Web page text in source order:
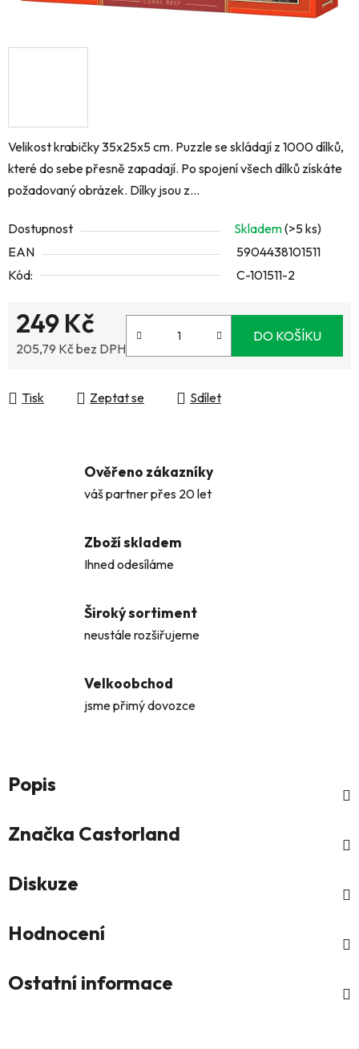
Velikost krabičky 35x25x5 cm. Puzzle se skládají z 1000 dílků,
které do sebe přesně zapadají. Po spojení všech dílků získáte
požadovaný obrázek. Dílky jsou z...
Dostupnost Skladem(>5 ks)
EAN
5904438101511
Kód:
C-101511-2
249 Kč
205,79 Kč bez DPH
DO KOŠÍKU
Tisk Zeptat se Sdílet
Ověřeno zákazníky
váš partner přes 20 let
Zboží skladem
Ihned odesíláme
Široký sortiment
neustále rozšiřujeme
Velkoobchod
jsme přimý dovozce
Popis
Značka Castorland
Diskuze
Hodnocení
Ostatní informace